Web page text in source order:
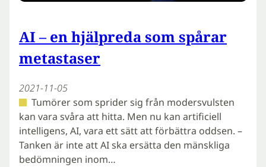
AI – en hjälpreda som spårar
metastaser
2021-11-05
Tumörer som sprider sig från modersvulsten
kan vara svåra att hitta. Men nu kan artificiell
intelligens, AI, vara ett sätt att förbättra oddsen. –
Tanken är inte att AI ska ersätta den mänskliga
bedömningen inom…